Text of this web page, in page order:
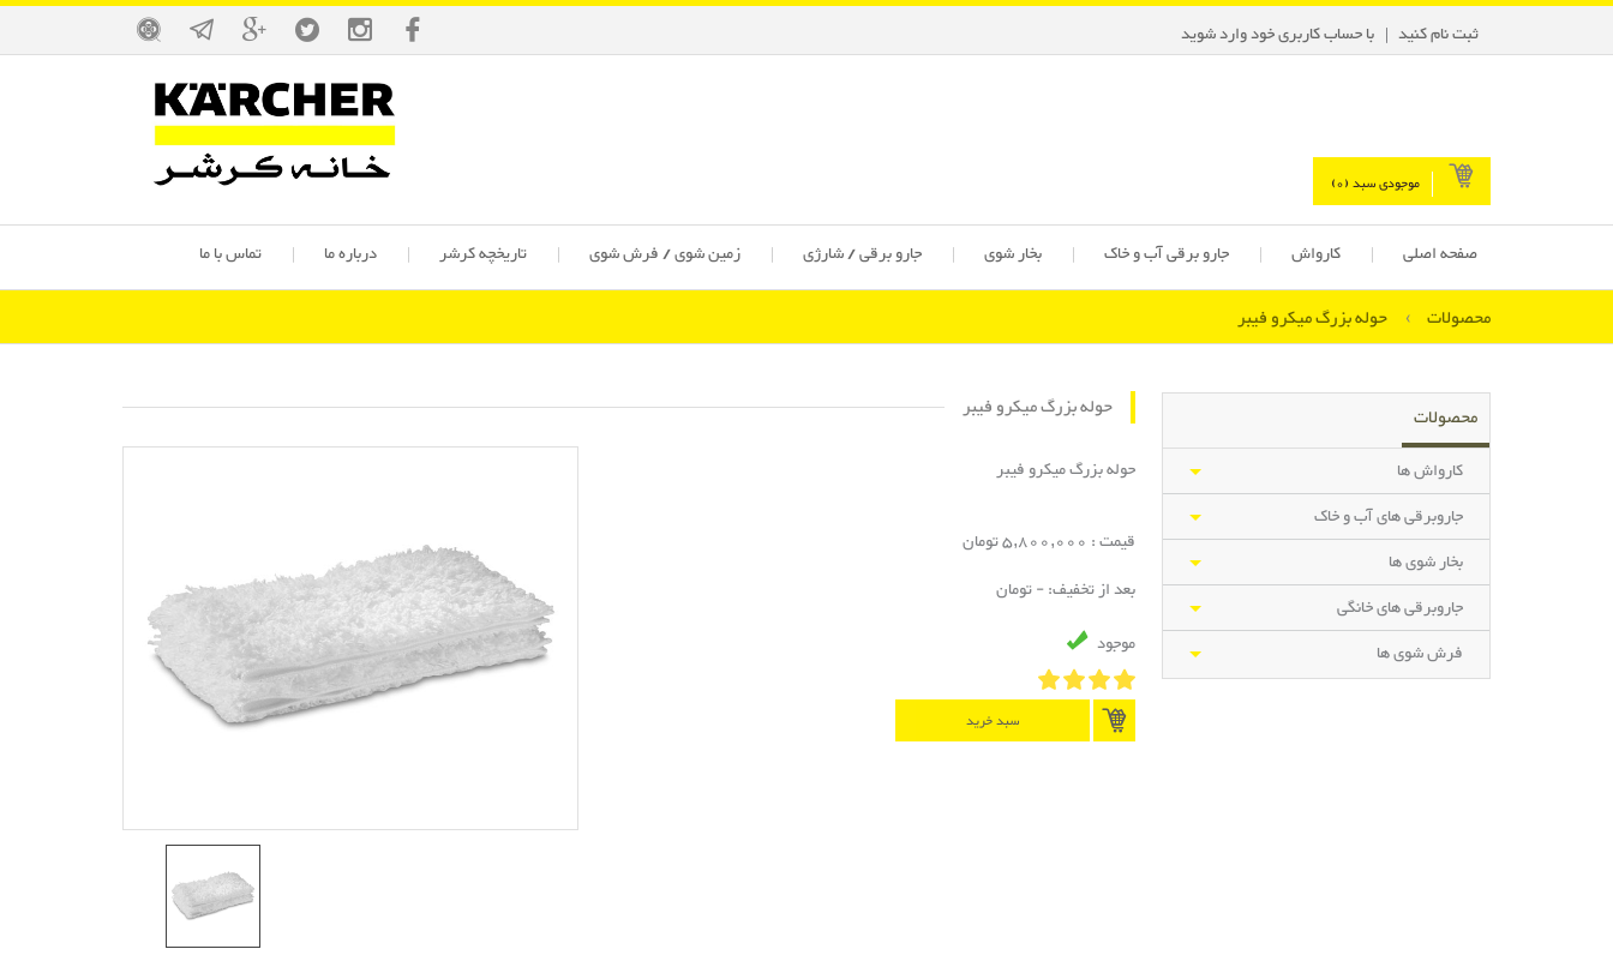
ثبت نام کنید با حساب کاربری خود وارد شوید
موجودی سبد (0
)
صفحه اصلی کارواش جارو برقی آب و خاک بخار شوی جارو برقی / شارژی زمین شوی / فرش شوی تاریخچه کرشر درباره ما تماس با ما
محصولات › حوله بزرگ میکرو فیبر
محصولات
کارواش ها
جاروبرقی های آب و خاک
بخار شوی ها
جاروبرقی های خانگی
فرش شوی ها
حوله بزرگ میکرو فیبر
حوله بزرگ میکرو فیبر
قیمت : 5,800,000 تومان
بعد از تخفیف: - تومان
موجود
سبد خرید